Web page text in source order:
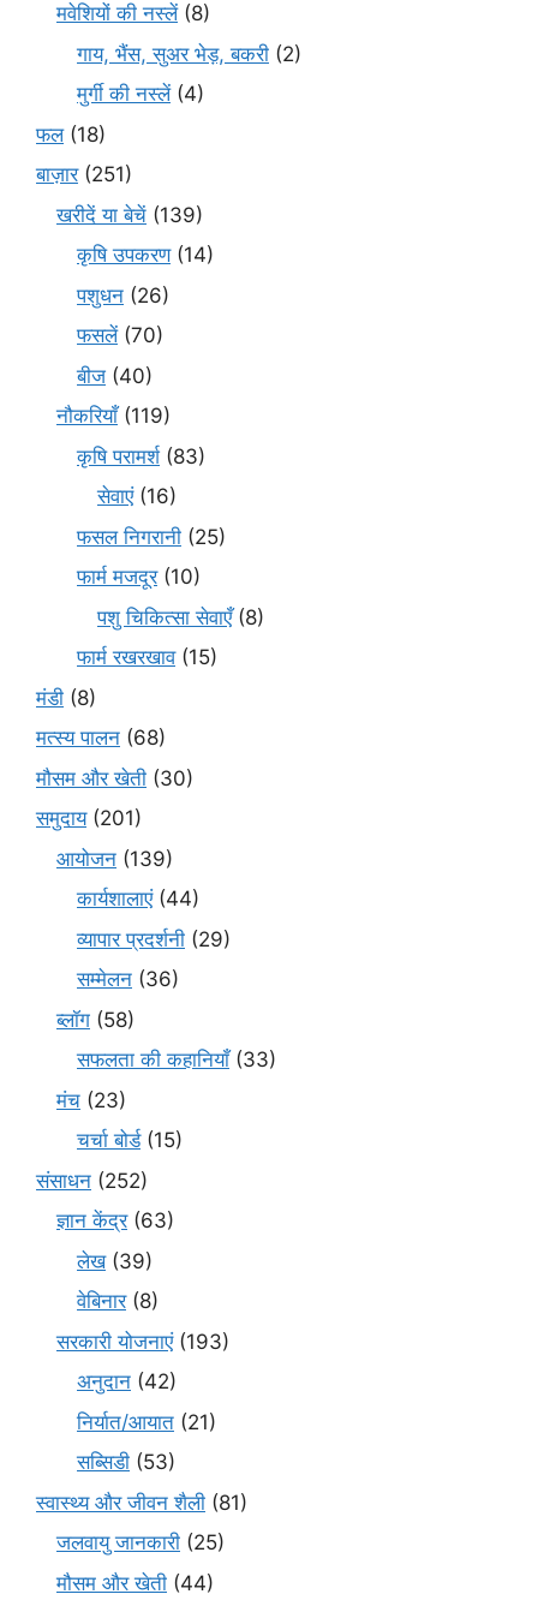
मवेशियों की नस्लें(8)
गाय, भैंस, सुअर भेड़, बकरी (2)
मुर्गी की नस्लें(4)
फल(18)
बाज़ार(251)
खरीदें या बेचें (139)
कृषि उपकरण(14)
पशुधन (26)
फसलें(70)
बीज (40)
नौकरियाँ(119)
कृषि परामर्श(83)
सेवाएं(16)
फसल निगरानी (25)
फार्म मजदूर(10)
पशु चिकित्सा सेवाएँ(8)
फार्म रखरखाव(15)
मंडी (8)
मत्स्य पालन (68)
मौसम और खेती (30)
समुदाय(201)
आयोजन (139)
कार्यशालाएं(44)
व्यापार प्रदर्शनी (29)
सम्मेलन (36)
ब्लॉग (58)
सफलता की कहानियाँ(33)
मंच (23)
चर्चा बोर्ड(15)
संसाधन (252)
ज्ञान केंद्र(63)
लेख(39)
वेबिनार(8)
सरकारी योजनाएं(193)
अनुदान (42)
निर्यात/आयात (21)
सब्सिडी (53)
स्वास्थ्य और जीवन शैली (81)
जलवायु जानकारी (25)
मौसम और खेती (44)